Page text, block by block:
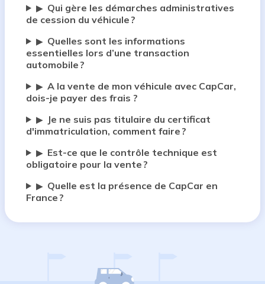
▶ Qui gère les démarches administratives
de cession du véhicule ?
▶ Quelles sont les informations
essentielles lors d’une transaction
automobile ?
▶ A la vente de mon véhicule avec CapCar,
dois-je payer des frais ?
▶
Je ne suis pas titulaire du certificat
d'immatriculation, comment faire ?
▶ Est-ce que le contrôle technique est
obligatoire pour la vente ?
▶ Quelle est la présence de CapCar en
France ?